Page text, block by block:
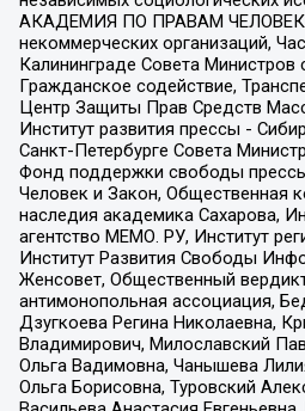
АКАДЕМИЯ ПО ПРАВАМ
некоммерческих организаций,
Калининграде Совета Министров
Гражданское содействие,
Центр Защиты Прав Средств
Институт развития прессы -
Санкт-Петербурге Совета
Фонд поддержки свободы
Человек и Закон, Общественная
наследия академика Сахарова,
агентство МЕМО. РУ, Институт
Институт Развития Свободы
Женсовет, Общественный
антимонопольная ассоциация,
Дзугкоева Регина Николаевна,
Владимирович, Милославский
Ольга Вадимовна, Чанышева
Ольга Борисовна, Туровский